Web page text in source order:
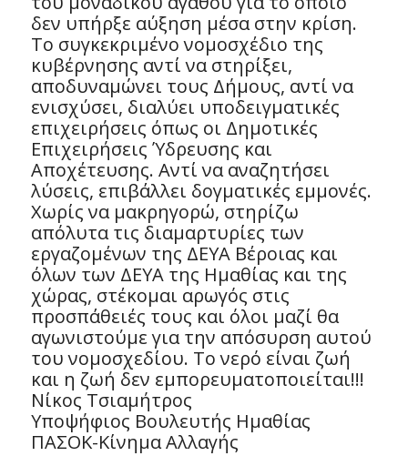
δεν υπήρξε αύξηση μέσα στην κρίση.
Το συγκεκριμένο νομοσχέδιο της
κυβέρνησης αντί να στηρίξει,
αποδυναμώνει τους Δήμους, αντί να
ενισχύσει, διαλύει υποδειγματικές
επιχειρήσεις όπως οι Δημοτικές
Επιχειρήσεις Ύδρευσης και
Αποχέτευσης. Αντί να αναζητήσει
λύσεις, επιβάλλει δογματικές εμμονές.
Χωρίς να μακρηγορώ, στηρίζω
απόλυτα τις διαμαρτυρίες των
εργαζομένων της ΔΕΥΑ Βέροιας και
όλων των ΔΕΥΑ της Ημαθίας και της
χώρας, στέκομαι αρωγός στις
προσπάθειές τους και όλοι μαζί θα
αγωνιστούμε για την απόσυρση αυτού
του νομοσχεδίου. Το νερό είναι ζωή
και η ζωή δεν εμπορευματοποιείται!!!
Νίκος Τσιαμήτρος
Υποψήφιος Βουλευτής Ημαθίας
ΠΑΣΟΚ-Κίνημα Αλλαγής